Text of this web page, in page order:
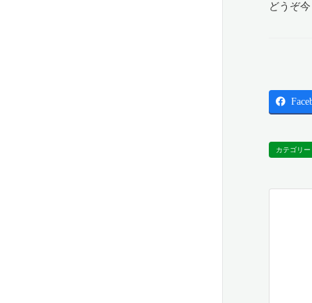
どうぞ
カテゴリー